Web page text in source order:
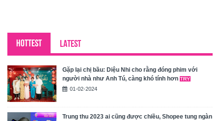
HOTTEST LATEST
Gặp lại chị bầu: Diệu Nhi cho rằng đóng phim với
người nhà như Anh Tú, càng khó tính hơn
01-02-2024
Trung thu 2023 ai cũng được chiều, Shopee tung ngàn